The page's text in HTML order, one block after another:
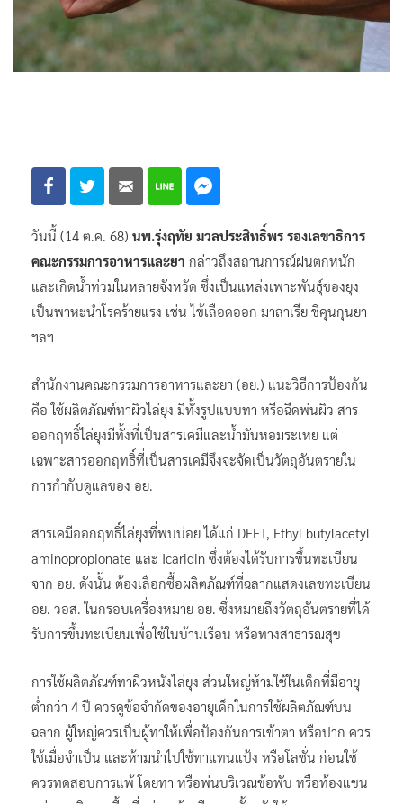
วันนี้ (14 ต.ค. 68)
นพ.รุ่งฤทัย มวลประสิทธิ์พร รองเลขาธิการ
คณะกรรมการอาหารและยา
กล่าวถึงสถานการณ์ฝนตกหนัก
และเกิดน้ำท่วมในหลายจังหวัด ซึ่งเป็นแหล่งเพาะพันธุ์ของยุง
ฯลฯ
สำนักงานคณะกรรมการอาหารและยา (อย.) แนะวิธีการป้องกัน
คือ ใช้ผลิตภัณฑ์ทาผิวไล่ยุง มีทั้งรูปแบบทา หรือฉีดพ่นผิว สาร
ออกฤทธิ์ไล่ยุงมีทั้งที่เป็นสารเคมีและน้ำมันหอมระเหย แต่
เฉพาะสารออกฤทธิ์ที่เป็นสารเคมีจึงจะจัดเป็นวัตถุอันตรายใน
การกำกับดูแลของ อย.
สารเคมีออกฤทธิ์ไล่ยุงที่พบบ่อย ได้แก่ DEET, Ethyl butylacetyl
aminopropionate และ Icaridin ซึ่งต้องได้รับการขึ้นทะเบียน
จาก อย. ดังนั้น ต้องเลือกซื้อผลิตภัณฑ์ที่ฉลากแสดงเลขทะเบียน
อย. วอส. ในกรอบเครื่องหมาย อย. ซึ่งหมายถึงวัตถุอันตรายที่ได้
รับการขึ้นทะเบียนเพื่อใช้ในบ้านเรือน หรือทางสาธารณสุข
การใช้ผลิตภัณฑ์ทาผิวหนังไล่ยุง ส่วนใหญ่ห้ามใช้ในเด็กที่มีอายุ
ต่ำกว่า 4 ปี ควรดูข้อจำกัดของอายุเด็กในการใช้ผลิตภัณฑ์บน
ฉลาก ผู้ใหญ่ควรเป็นผู้ทาให้เพื่อป้องกันการเข้าตา หรือปาก ควร
ใช้เมื่อจำเป็น และห้ามนำไปใช้ทาแทนแป้ง หรือโลชั่น ก่อนใช้